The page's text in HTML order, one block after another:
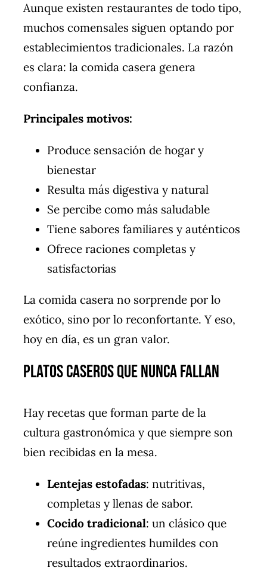
Aunque existen restaurantes de todo tipo,
muchos comensales siguen optando por
establecimientos tradicionales. La razón
es clara: la comida casera genera
confianza.
Principales motivos:
Produce sensación de hogar y
bienestar
Resulta más digestiva y natural
Se percibe como más saludable
Tiene sabores familiares y auténticos
Ofrece raciones completas y
satisfactorias
La comida casera no sorprende por lo
exótico, sino por lo reconfortante. Y eso,
hoy en día, es un gran valor.
Platos Caseros que Nunca Fallan
Hay recetas que forman parte de la
cultura gastronómica y que siempre son
bien recibidas en la mesa.
Lentejas estofadas: nutritivas,
completas y llenas de sabor.
Cocido tradicional: un clásico que
reúne ingredientes humildes con
resultados extraordinarios.